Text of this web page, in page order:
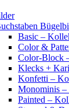
Basic –
Color &
Color-Block
Klecks +
Konfetti –
Monominis
Painted –